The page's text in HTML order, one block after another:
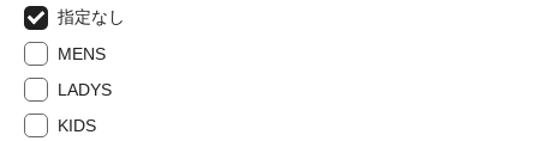
指定なし
MENS
LADYS
KIDS